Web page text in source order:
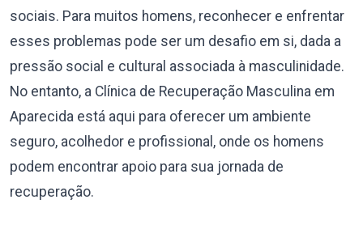
sociais. Para muitos homens, reconhecer e enfrentar
esses problemas pode ser um desafio em si, dada a
pressão social e cultural associada à masculinidade.
No entanto, a Clínica de Recuperação Masculina em
Aparecida está aqui para oferecer um ambiente
seguro, acolhedor e profissional, onde os homens
podem encontrar apoio para sua jornada de
recuperação.